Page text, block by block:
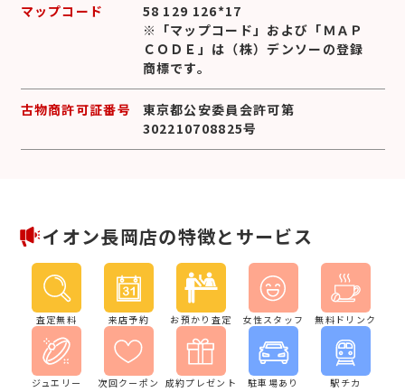
マップコード
58 129 126*17
※「マップコード」および「ＭＡＰ
ＣＯＤＥ」は（株）デンソーの登録
商標です。
古物商許可証番号
東京都公安委員会許可第
302210708825号
イオン長岡店の特徴とサービス
査定無料 来店予約 お預かり査定 女性スタッフ 無料ドリンク
ジュエリー
次回クーポン 成約プレゼント 駐車場あり 駅チカ